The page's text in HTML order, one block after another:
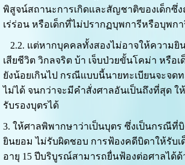
พิสูจน์สถานะการเกิดและสัญชาติของเด็กซึ่ง
เร่ร่อน หรือเด็กที่ไม่ปรากฏบุพการีหรือบุพกา
2.2. แต่หากบุคคลทั้งสองไม่อาจให้ความยิ
เสียชีวิต วิกลจริต บ้า เจ็บป่วยขั้นโคม่า หรือเ
ยังน้อยเกินไป กรณีแบบนี้นายทะเบียนจะจด
ไม่ได้ จนกว่าจะมีคำสั่งศาลอันเป็นถึงที่สุด ใ
รับรองบุตรได้
3. ให้ศาลพิพากษาว่าเป็นบุตร ซึ่งเป็นกรณีที่
ยินยอมไม่รับผิดชอบ การฟ้องคดีบิดาให้รับเ
อายุ 15 ปีบริบูรณ์สามารถยื่นฟ้องต่อศาลได้ด้